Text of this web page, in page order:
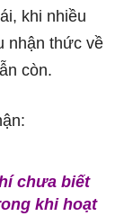
khi nhiều
nhận thức về
còn.
chưa biết
khi hoạt